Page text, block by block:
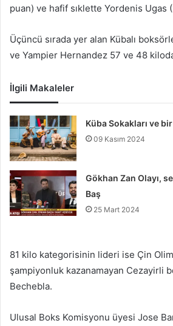
puan) ve hafif sıklette Yordenis Ugas
Üçüncü sırada yer alan Kübalı
ve Yampier Hernandez 57 ve 48
İlgili Makaleler
Küba Sokakları ve
09 Kasım 2024
Gökhan Zan Olayı,
Baş
25 Mart 2024
81 kilo kategorisinin lideri ise Çin
şampiyonluk kazanamayan Cezayirli
Bechebla.
Ulusal Boks Komisyonu üyesi Jose